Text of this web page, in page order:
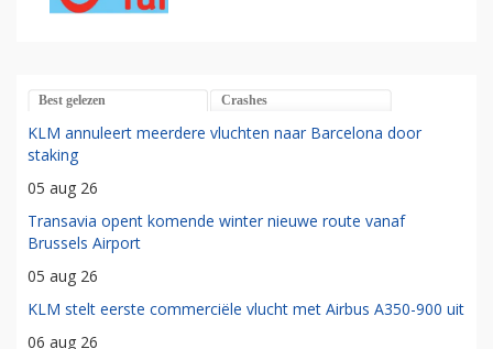
Best gelezen Crashes
KLM annuleert meerdere vluchten naar Barcelona door
staking
05 aug 26
Transavia opent komende winter nieuwe route vanaf
Brussels Airport
05 aug 26
KLM stelt eerste commerciële vlucht met Airbus A350-900 uit
06 aug 26